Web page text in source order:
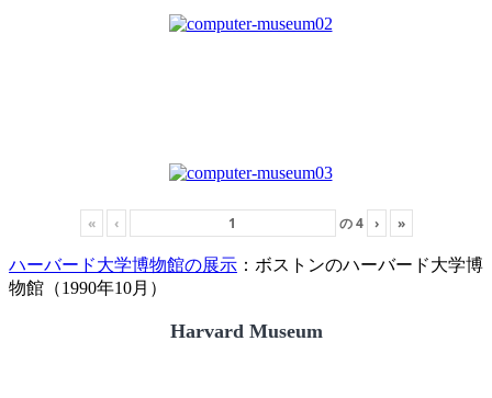
« ‹ の4 › »
ハーバード大学博物館の展示 ：ボストンのハーバード大学博
物館（1990年10月）
Harvard Museum